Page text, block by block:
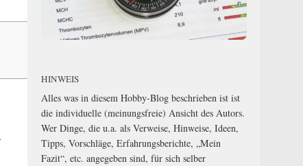
HINWEIS
Alles was in diesem Hobby-Blog beschrieben ist ist
die individuelle (meinungsfreie) Ansicht des Autors.
Wer Dinge, die u.a. als Verweise, Hinweise, Ideen,
Tipps, Vorschläge, Erfahrungsberichte, „Mein
Fazit“, etc. angegeben sind, für sich selber